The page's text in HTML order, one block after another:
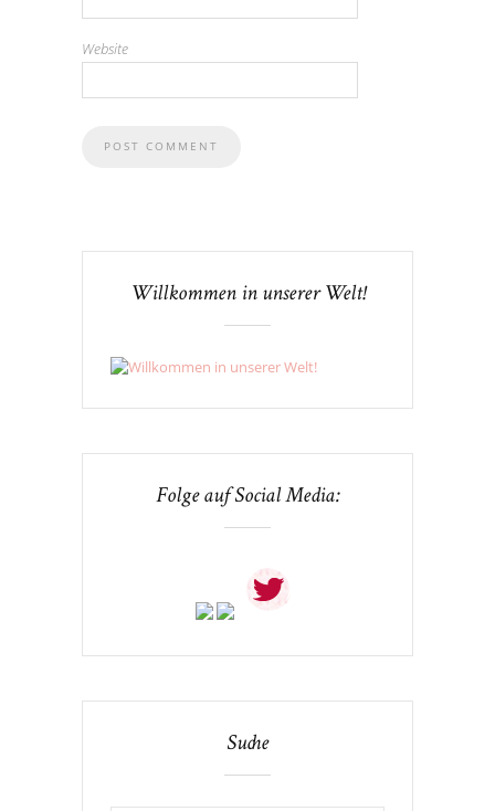
Website
Willkommen in unserer Welt!
Folge auf Social Media:
Suche